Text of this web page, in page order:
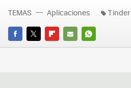
FACEBOOK
TWITTERFLIPBOARD
E-
WHATSAPP
TEMAS Aplicaciones Tinder